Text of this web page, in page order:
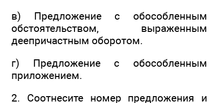
в) Предложение с обособленным
обстоятельством, выра­женным
деепричастным оборотом.
г) Предложение с обособленным
приложением.
2. Соотнесите номер предложения и